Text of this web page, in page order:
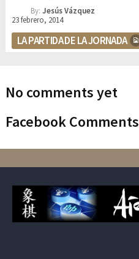
By: Jesús Vázquez
23 febrero, 2014
LA PARTIDA DE LA JORNADA
No comments yet
Facebook Comments